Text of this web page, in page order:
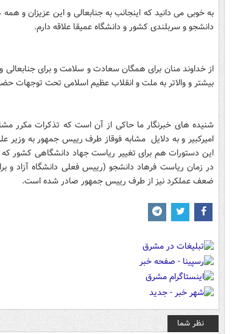
به خوبی می دانید که اینجانب به جنابعالی و این عزیزان و
دانشجو و سربلندی کشور و دانشگاه عمیقا علاقه دارم.
از خداوند منان برای همگان سعادت و سلامت و برای
بیشتر و والاتر به ملت و انقلاب عظیم اسلامی تحت توجهات
شنیده های خبرنگار ما حاکی از آن است که تذکرات مکرر
امیرکبیر و به دلایل مشابه فوقاز طرف رییس جمهور به
این دستورات هم برای تغییر ریاست جهاد دانشگاهی کشور
در زمان ریاست فرهاد دانشجو (رییس فعلی دانشگاه آزاد و
ضعف عملکرد نیز از طرف رییس جمهور صادر شده است.
نظر شما